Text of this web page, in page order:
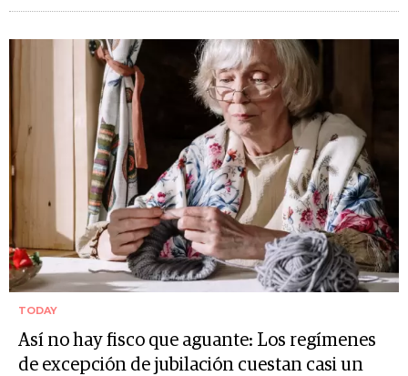
TODAY
Así no hay fisco que aguante: Los regímenes
de excepción de jubilación cuestan casi un